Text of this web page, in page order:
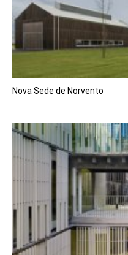
Nova Sede de Norvento